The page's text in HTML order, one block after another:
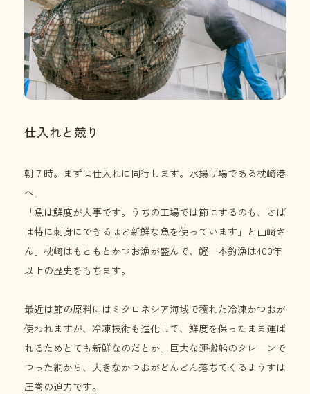
仕入れと競り
朝７時。まずは仕入れに同行します。水揚げ場である枕崎港
へ。
「魚は鮮度が大事です。うちの工場では節にするのも、さば
は特に刺身にできるほど新鮮な魚を使っています」と山﨑さ
ん。枕崎はもともとかつお漁が盛んで、鰹一本釣漁は400年
以上の歴史をもちます。
最近は節の原料にはミクロネシア海域で穫れた冷凍かつおが
使われますが、冷凍技術も進化して、鮮度を保ったまま運ば
れるためとても新鮮なのだとか。巨大な運搬船のクレーンで
つった網から、大きなかつおがどんどん落ちてくるようすは
圧巻の迫力です。